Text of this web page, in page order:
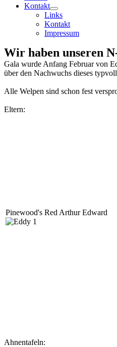
Kontakt
Links
Kontakt
Impressum
Wir haben unseren
Gala wurde Anfang Februar von
über den Nachwuchs dieses
Alle Welpen sind schon fest
Eltern:
Pinewood's Red Arthur Edward
Ahnentafeln: